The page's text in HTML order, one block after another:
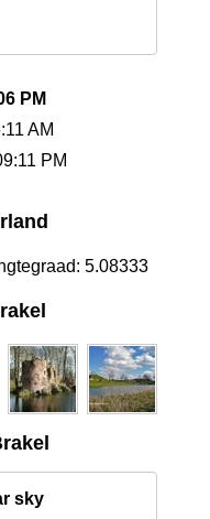
PM
AM
PM
5.08333
sky